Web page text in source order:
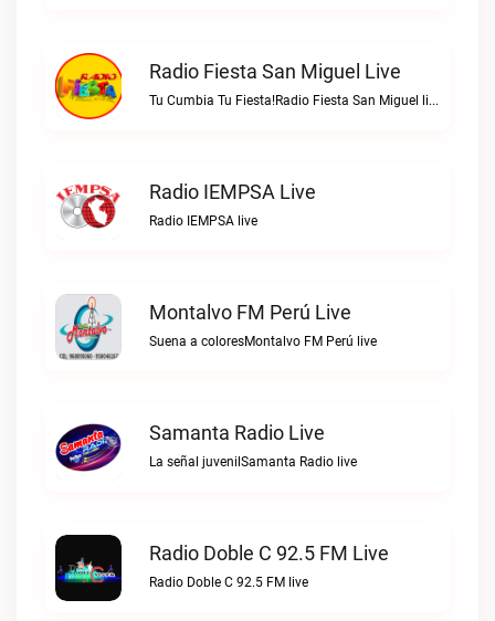
Radio Fiesta San Miguel Live
Tu Cumbia Tu Fiesta!Radio Fiesta San Miguel live
Radio IEMPSA Live
Radio IEMPSA live
Montalvo FM Perú Live
Suena a coloresMontalvo FM Perú live
Samanta Radio Live
La señal juvenilSamanta Radio live
Radio Doble C 92.5 FM Live
Radio Doble C 92.5 FM live